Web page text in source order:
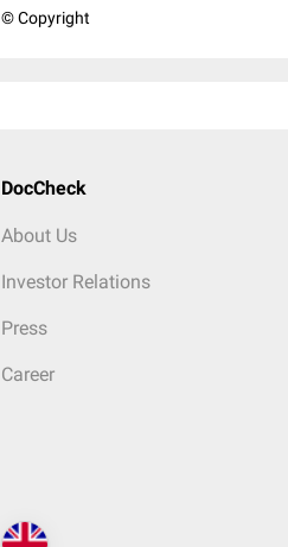
© Copyright
DocCheck
About Us
Investor Relations
Press
Career